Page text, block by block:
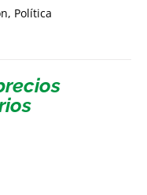
Política